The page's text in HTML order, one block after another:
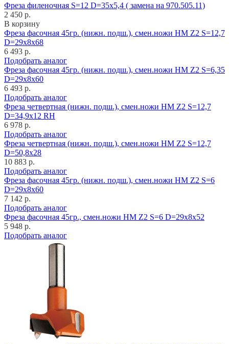
Фреза филеночная S=12 D=35x5,4 ( замена на 970.505.11)
2 450 р.
В корзину
Фреза фасочная 45гр. (нижн. подш.), смен.ножи HM Z2 S=12,7
D=29x8x68
6 493 р.
Подобрать аналог
Фреза фасочная 45гр. (нижн. подш.), смен.ножи HM Z2 S=6,35
D=29x8x60
6 493 р.
Подобрать аналог
Фреза четвертная (нижн. подш.), смен.ножи HM Z2 S=12,7
D=34,9x12 RH
6 978 р.
Подобрать аналог
Фреза четвертная (нижн. подш.), смен.ножи HM Z2 S=12,7
D=50,8x28
10 883 р.
Подобрать аналог
Фреза фасочная 45гр. (нижн. подш.), смен.ножи HM Z2 S=6
D=29x8x60
7 142 р.
Подобрать аналог
Фреза фасочная 45гр., смен.ножи HM Z2 S=6 D=29x8x52
5 948 р.
Подобрать аналог